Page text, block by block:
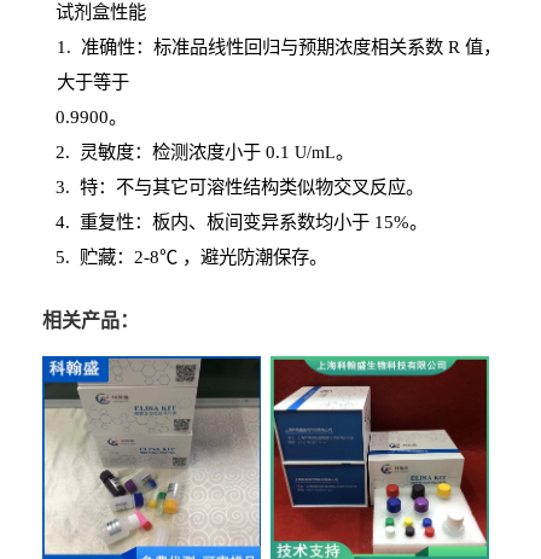
试剂盒性能
1 . 准确性：标准品线性回归与预期浓度相关系数 R 值，
大于等于
0.9900。
2. 灵敏度：检测浓度小于0.1 U/mL。
3. 特：不与其它可溶性结构类似物交叉反应。
4. 重复性：板内、板间变异系数均小于15%。
5. 贮藏：2-8℃ ，避光防潮保存。
相关产品：